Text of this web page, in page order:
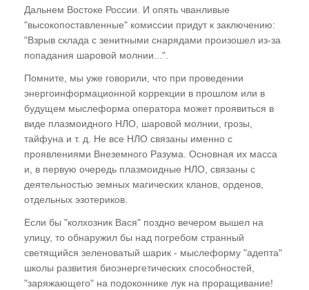
Купить книги В.Ю. Рогожкина
Книга "Эниология"
Книга "Эниология для детей"
Аудио-книга "Эниология"
Отзывы о книге "Эниология"
Обучение
Студия "ПК"
Дальнем Востоке России. И опять чванливые
"высокопоставленные" комиссии придут к заключению:
"Взрыв склада с зенитными снарядами произошел из-за
попадания шаровой молнии...".
Помните, мы уже говорили, что при проведении
энергоинформационной коррекции в прошлом или в
будущем мыслеформа оператора может проявиться в
виде плазмоидного НЛО, шаровой молнии, грозы,
тайфуна и т. д. Не все НЛО связаны именно с
проявлениями Внеземного Разума. Основная их масса
и, в первую очередь плазмоидные НЛО, связаны с
деятельностью земных магических кланов, орденов,
отдельных эзотериков.
Если бы "колхозник Вася" поздно вечером вышел на
улицу, то обнаружил бы над погребом странный
светящийся зеленоватый шарик - мыслеформу "адепта"
школы развития биоэнергетических способностей,
"заряжающего" на подоконнике лук на проращивание!